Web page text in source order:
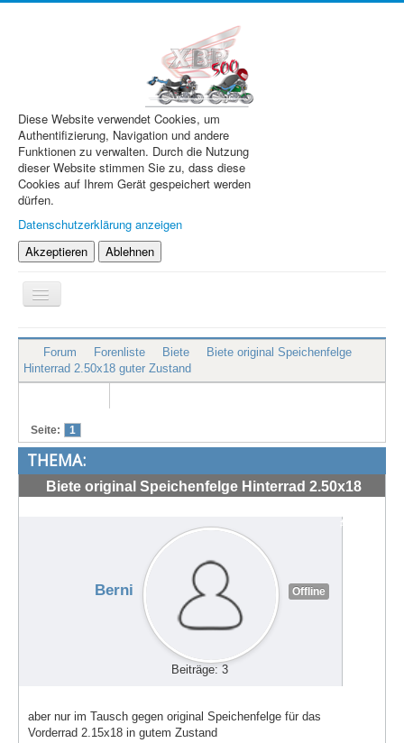
Diese Website verwendet Cookies, um
Authentifizierung, Navigation und andere
Funktionen zu verwalten. Durch die Nutzung
dieser Website stimmen Sie zu, dass diese
Cookies auf Ihrem Gerät gespeichert werden
dürfen.
Datenschutzerklärung anzeigen
Akzeptieren
Ablehnen
Navigation
an/aus
XBR.de
Technik
Treffen & Touren
Cafe-Ecke
Suche
Forum Forenliste Biete
Biete original Speichenfelge
Hinterrad 2.50x18 guter Zustand
Seite: 1
THEMA:
Biete original Speichenfelge Hinterrad 2.50x18
#71119
Berni Offline
Beiträge: 3
aber nur im Tausch gegen original Speichenfelge für das
Vorderrad 2.15x18 in gutem Zustand